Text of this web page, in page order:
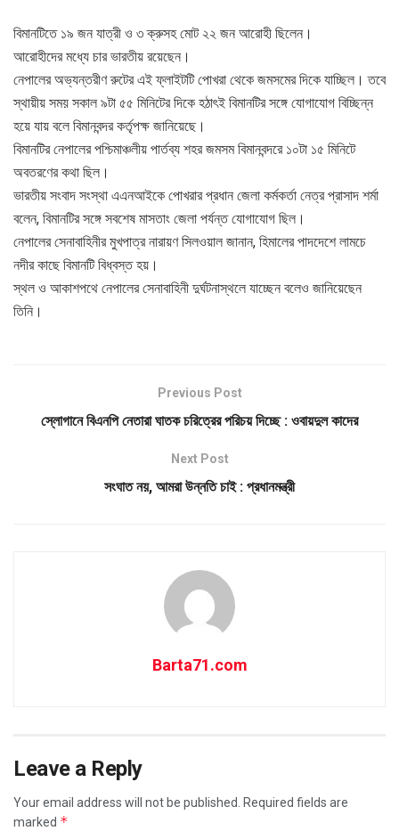
বিমানটিতে ১৯ জন যাত্রী ও ৩ ক্রুসহ মোট ২২ জন আরোহী ছিলেন।
আরোহীদের মধ্যে চার ভারতীয় রয়েছেন।
নেপালের অভ্যন্তরীণ রুটের এই ফ্লাইটটি পোখরা থেকে জমসমের দিকে যাচ্ছিল। তবে
স্থায়ীয় সময় সকাল ৯টা ৫৫ মিনিটের দিকে হঠাৎই বিমানটির সঙ্গে যোগাযোগ বিচ্ছিন্ন
হয়ে যায় বলে বিমানবন্দর কর্তৃপক্ষ জানিয়েছে।
বিমানটির নেপালের পশ্চিমাঞ্চলীয় পার্তব্য শহর জমসম বিমানবন্দরে ১০টা ১৫ মিনিটে
অবতরণের কথা ছিল।
ভারতীয় সংবাদ সংস্থা এএনআইকে পোখরার প্রধান জেলা কর্মকর্তা নেত্র প্রাসাদ শর্মা
বলেন, বিমানটির সঙ্গে সবশেষ মাসতাং জেলা পর্যন্ত যোগাযোগ ছিল।
নেপালের সেনাবাহিনীর মুখপাত্র নারায়ণ সিলওয়াল জানান, হিমালের পাদদেশে লামচে
নদীর কাছে বিমানটি বিধ্বস্ত হয়।
স্থল ও আকাশপথে নেপালের সেনাবাহিনী দুর্ঘটনাস্থলে যাচ্ছেন বলেও জানিয়েছেন
তিনি।
Previous Post
স্লোগানে বিএনপি নেতারা ঘাতক চরিত্রের পরিচয় দিচ্ছে : ওবায়দুল কাদের
Next Post
সংঘাত নয়, আমরা উন্নতি চাই : প্রধানমন্ত্রী
Barta71.com
Leave a Reply
Your email address will not be published. Required fields are
marked *